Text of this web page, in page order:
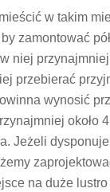
w takim
zamontować
niej
przebierać
wynosić
około
Jeżeli
na duże